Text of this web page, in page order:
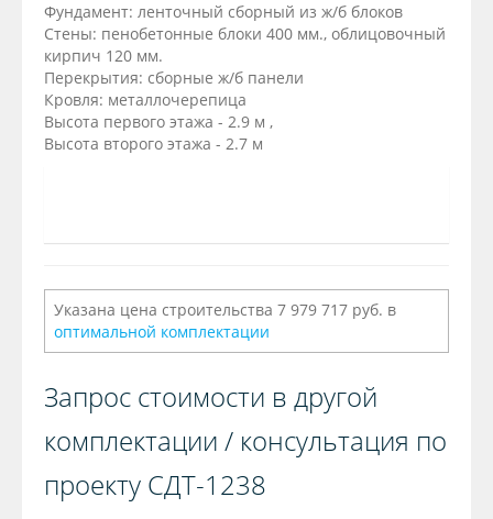
Фундамент: ленточный сборный из ж/б блоков
Стены: пенобетонные блоки 400 мм., облицовочный
кирпич 120 мм.
Перекрытия: сборные ж/б панели
Кровля: металлочерепица
Высота первого этажа - 2.9 м ,
Высота второго этажа - 2.7 м
Указана цена строительства 7 979 717 руб. в
оптимальной комплектации
Запрос стоимости в другой
комплектации / консультация по
проекту СДТ-1238